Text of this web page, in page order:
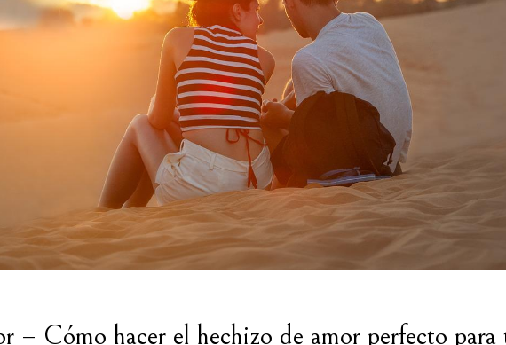
– Cómo hacer el hechizo de amor perfecto para